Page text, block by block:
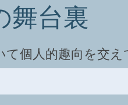
舞台裏
個人的趣向を交